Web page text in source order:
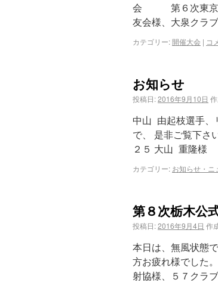
会 第６次東京公
友会様、大泉クラ
カテゴリー:開催大会 | コ
お知らせ
投稿日:2016年9月10日
中山 由起枝選手、
で、 是非ご覧下
２５ 大山 重隆
カテゴリー: お知らせ・ニ
第８次栃木公
投稿日:2016年9月4日 作
本日は、無風状態
方お疲れ様でした
射協様、５７クラ